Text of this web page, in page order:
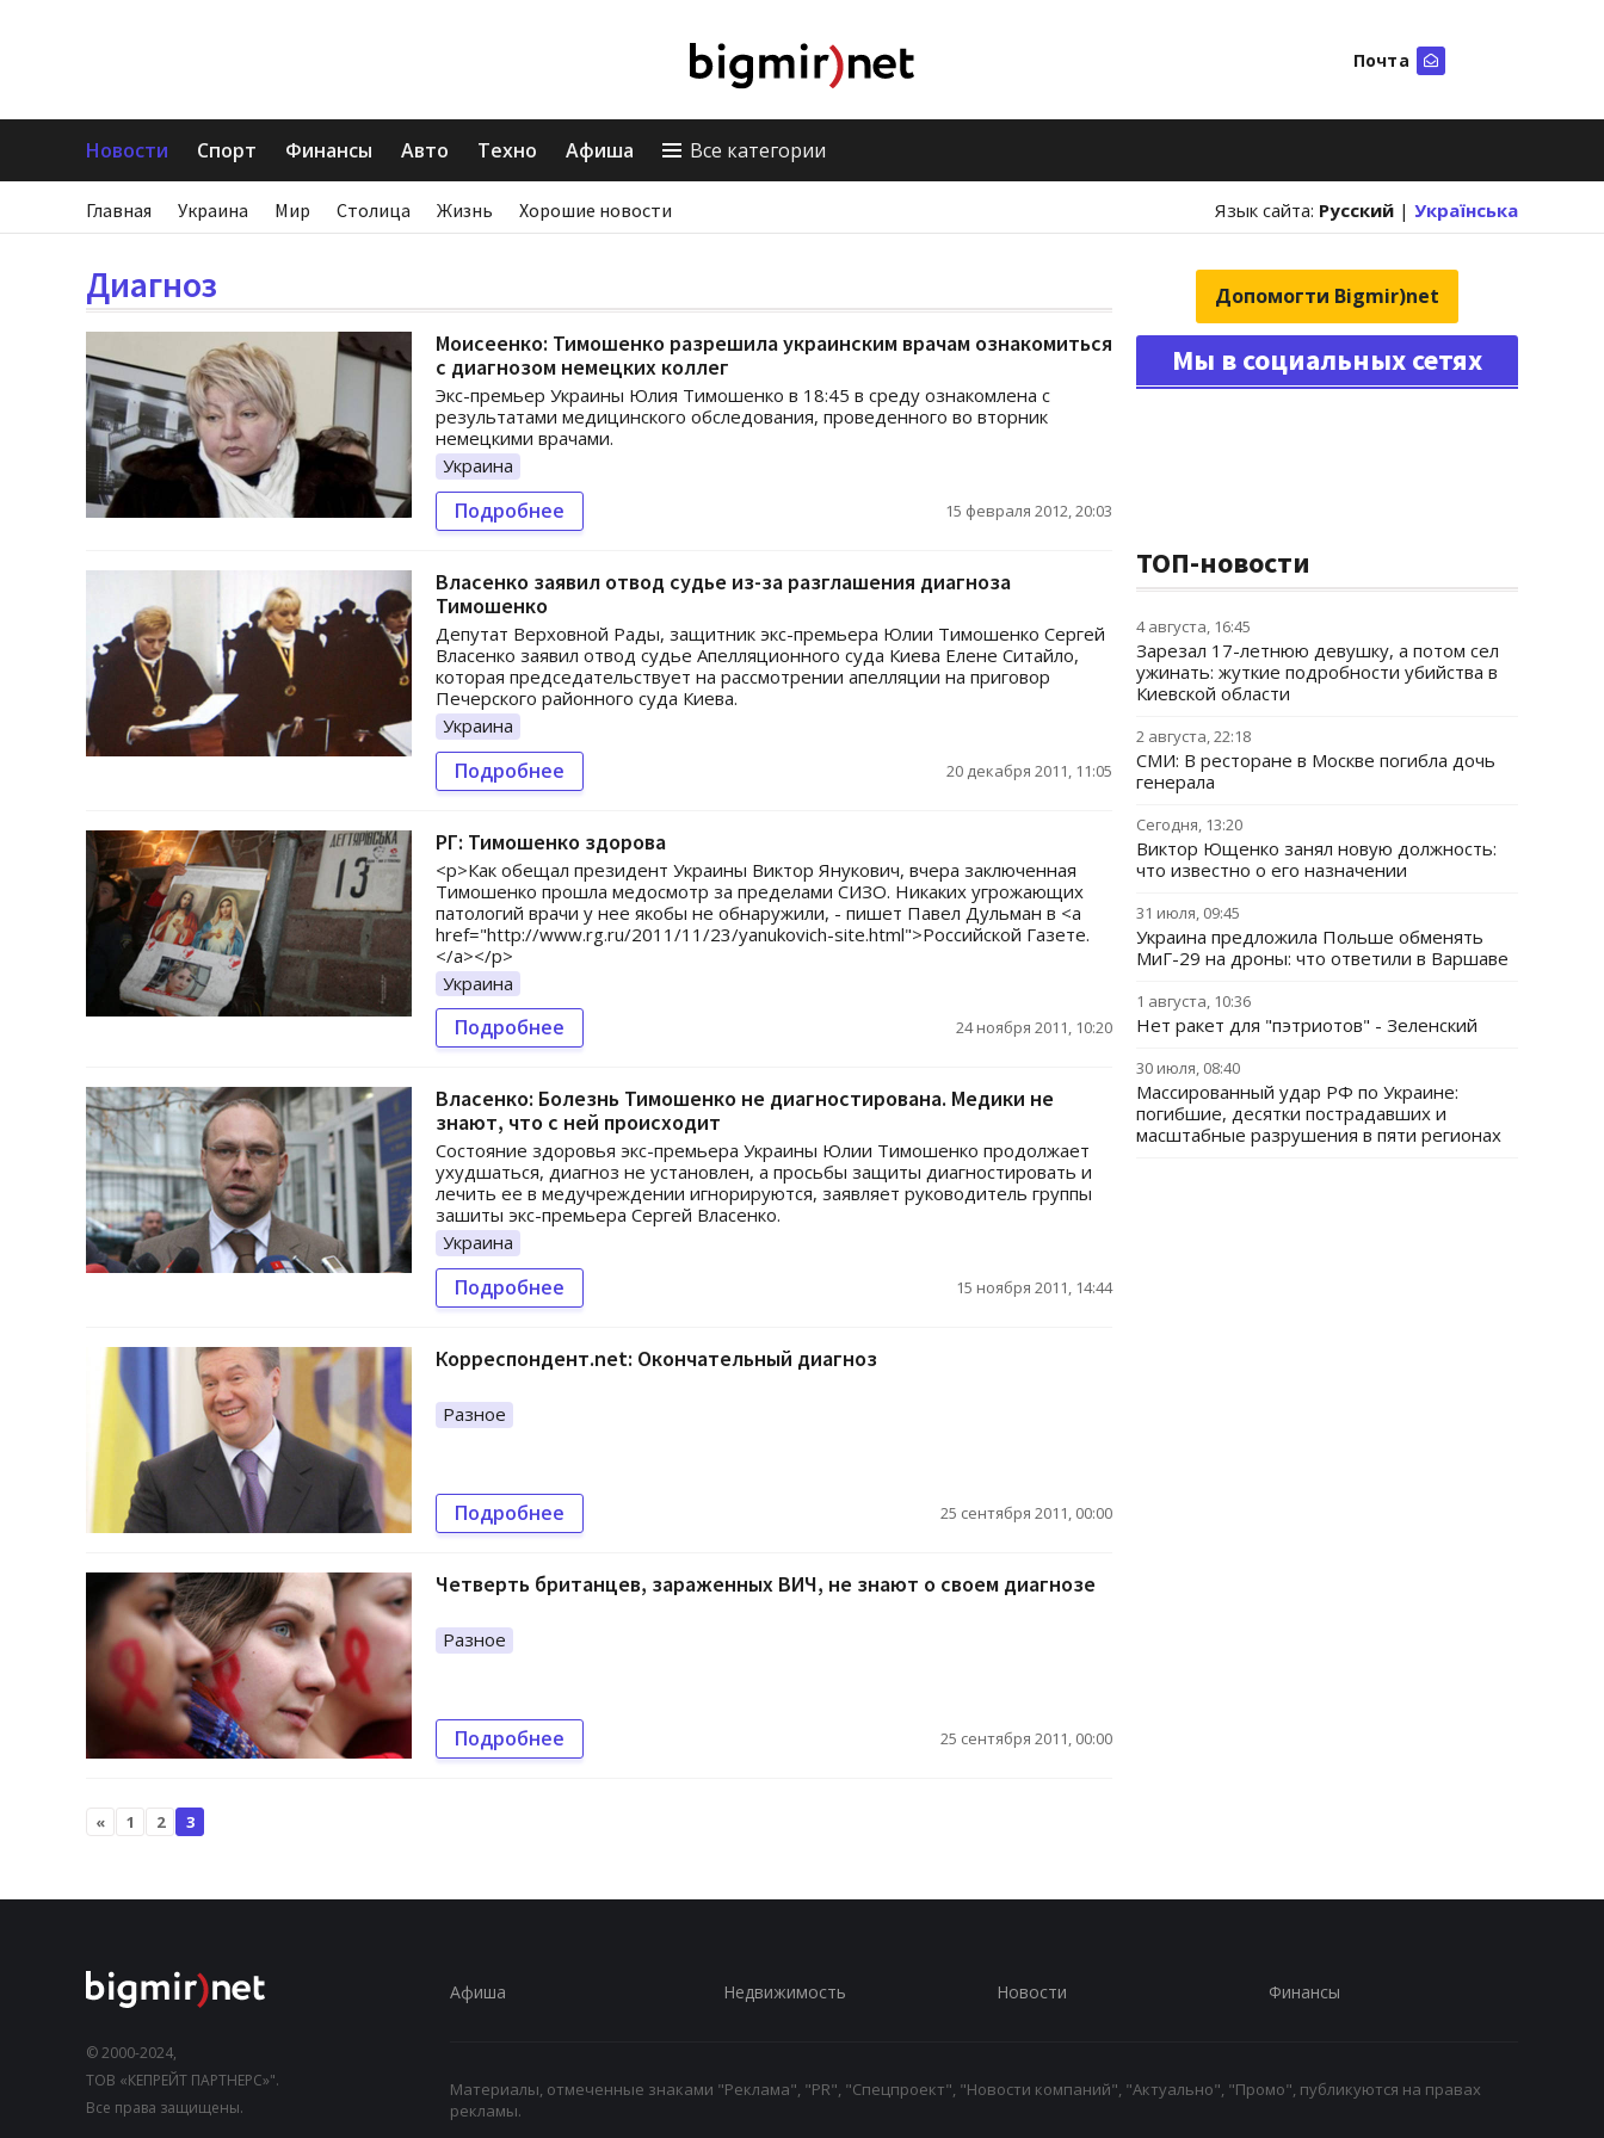
Почта
Новости Спорт Финансы Авто Техно Афиша Все категории
Главная Украина Мир Столица Жизнь Хорошие новости Язык сайта: Русский | Українська
Диагноз
Моисеенко: Тимошенко разрешила украинским врачам ознакомиться
с диагнозом немецких коллег
Экс-премьер Украины Юлия Тимошенко в 18:45 в среду ознакомлена с
результатами медицинского обследования, проведенного во вторник
немецкими врачами.
Украина
Подробнее 15 февраля 2012, 20:03
Власенко заявил отвод судье из-за разглашения диагноза
Тимошенко
Депутат Верховной Рады, защитник экс-премьера Юлии Тимошенко Сергей
Власенко заявил отвод судье Апелляционного суда Киева Елене Ситайло,
которая председательствует на рассмотрении апелляции на приговор
Печерского районного суда Киева.
Украина
Подробнее 20 декабря 2011, 11:05
РГ: Тимошенко здорова
<p>Как обещал президент Украины Виктор Янукович, вчера заключенная
Тимошенко прошла медосмотр за пределами СИЗО. Никаких угрожающих
патологий врачи у нее якобы не обнаружили, - пишет Павел Дульман в <a
href="http://www.rg.ru/2011/11/23/yanukovich-site.html">Российской Газете.
</a></p>
Украина
Подробнее 24 ноября 2011, 10:20
Власенко: Болезнь Тимошенко не диагностирована. Медики не
знают, что с ней происходит
Состояние здоровья экс-премьера Украины Юлии Тимошенко продолжает
ухудшаться, диагноз не установлен, а просьбы защиты диагностировать и
лечить ее в медучреждении игнорируются, заявляет руководитель группы
зашиты экс-премьера Сергей Власенко.
Украина
Подробнее 15 ноября 2011, 14:44
Корреспондент.net: Окончательный диагноз
Разное
Подробнее 25 сентября 2011, 00:00
Четверть британцев, зараженных ВИЧ, не знают о своем диагнозе
Разное
Подробнее 25 сентября 2011, 00:00
« 1 2 3
Допомогти Bigmir)net
Мы в социальных сетях
ТОП-новости
4 августа, 16:45
Зарезал 17-летнюю девушку, а потом сел
ужинать: жуткие подробности убийства в
Киевской области
2 августа, 22:18
СМИ: В ресторане в Москве погибла дочь
генерала
Сегодня, 13:20
Виктор Ющенко занял новую должность:
что известно о его назначении
31 июля, 09:45
Украина предложила Польше обменять
МиГ-29 на дроны: что ответили в Варшаве
1 августа, 10:36
Нет ракет для "пэтриотов" - Зеленский
30 июля, 08:40
Массированный удар РФ по Украине:
погибшие, десятки пострадавших и
масштабные разрушения в пяти регионах
© 2000-2024,
ТОВ «КЕПРЕЙТ ПАРТНЕРС»".
Все права защищены.
Афиша Недвижимость Новости Финансы
Материалы, отмеченные знаками "Реклама", "PR", "Спецпроект", "Новости компаний", "Актуально", "Промо", публикуются на правах
рекламы.